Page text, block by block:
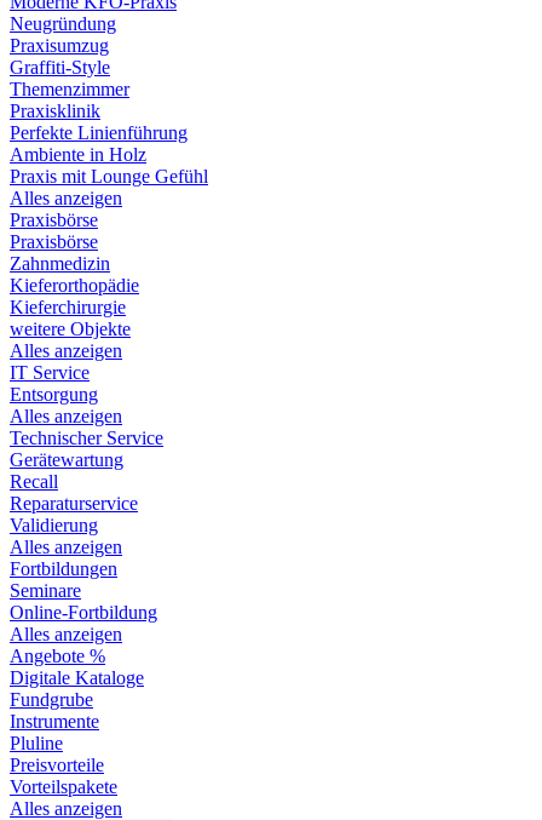
Neugründung
Praxisumzug
Graffiti-Style
Themenzimmer
Praxisklinik
Perfekte Linienführung
Ambiente in Holz
Praxis mit Lounge Gefühl
Alles anzeigen
Praxisbörse
Praxisbörse
Zahnmedizin
Kieferorthopädie
Kieferchirurgie
weitere Objekte
Alles anzeigen
IT Service
Entsorgung
Alles anzeigen
Technischer Service
Gerätewartung
Recall
Reparaturservice
Validierung
Alles anzeigen
Fortbildungen
Seminare
Online-Fortbildung
Alles anzeigen
Angebote %
Digitale Kataloge
Fundgrube
Instrumente
Pluline
Preisvorteile
Vorteilspakete
Alles anzeigen